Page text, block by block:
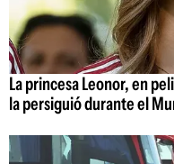
La princesa Leonor, en
la persiguió durante el